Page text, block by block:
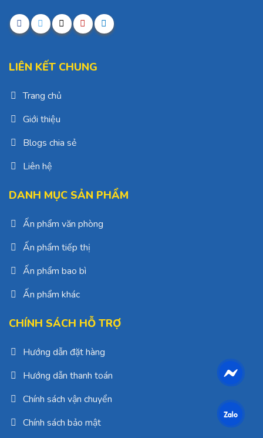
LIÊN KẾT CHUNG
Trang chủ
Giới thiệu
Blogs chia sẻ
Liên hệ
DANH MỤC SẢN PHẨM
Ấn phẩm văn phòng
Ấn phẩm tiếp thị
Ấn phẩm bao bì
Ấn phẩm khác
CHÍNH SÁCH HỖ TRỢ
Hướng dẫn đặt hàng
Hướng dẫn thanh toán
Chính sách vận chuyển
Chính sách bảo mật